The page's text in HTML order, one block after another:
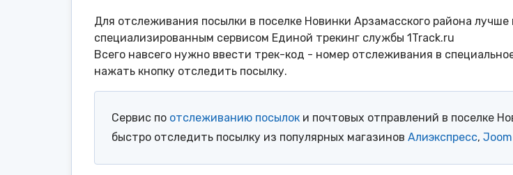
Для отслеживания посылки в поселке Новинки Арзамасского района лучше
специализированным сервисом Единой трекинг службы 1Track.ru
Всего навсего нужно ввести трек-код - номер отслеживания в
нажать кнопку отследить посылку.
Сервис по отслеживанию посылок и почтовых отправлений в поселке
быстро отследить посылку из популярных магазинов Алиэкспресс, Joom